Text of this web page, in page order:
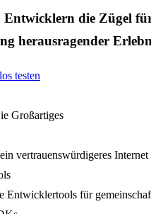
Entwicklern die Zügel
herausragender
testen
Großartiges
vertrauenswürdigeres Internet
Entwicklertools für